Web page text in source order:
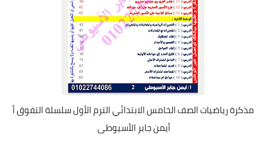
مذكرة رياضيات الصف الخامس الابتدائي الترم الأول سلسلة التفوق أ
أيمن جابر الأسيوطى